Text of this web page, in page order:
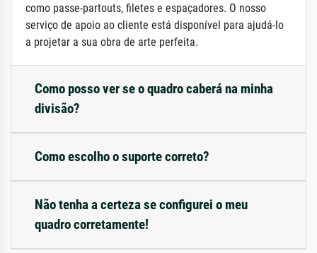
como passe-partouts, filetes e espaçadores. O nosso
serviço de apoio ao cliente está disponível para ajudá-lo
a projetar a sua obra de arte perfeita.
Como posso ver se o quadro caberá na minha
divisão?
Como escolho o suporte correto?
Não tenha a certeza se configurei o meu
quadro corretamente!